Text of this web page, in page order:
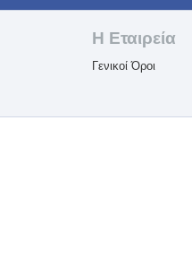
Η Εταιρεία​
Γενικοί Όροι